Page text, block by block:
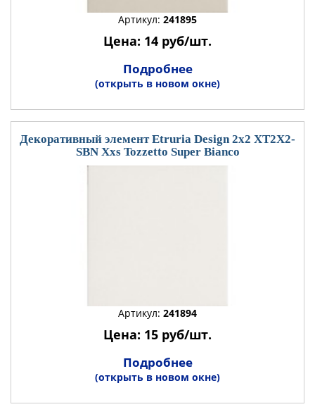
Артикул: 241895
Цена: 14 руб/шт.
Подробнее
(открыть в новом окне)
Декоративный элемент Etruria Design 2x2 XT2X2-
SBN Xxs Tozzetto Super Bianco
Артикул: 241894
Цена: 15 руб/шт.
Подробнее
(открыть в новом окне)